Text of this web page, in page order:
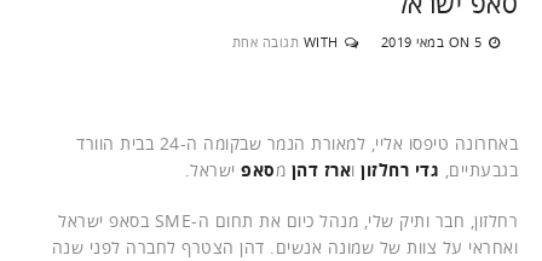
ON 5 במאי 2019 WITH תגובה אחת
באחרונה טיפסו אליי, למאורת הנמר שבקומה ה-24 בבית הוורד
בגבעתיים, גדי רחלזון וארז דהן מסאפ ישראל.
רחלזון, חבר ותיק שלי, מנהל כיום את תחום ה-SME בסאפ ישראל
ואחראי על צוות של שמונה אנשים. דהן הצטרף לחברה לפני שנה